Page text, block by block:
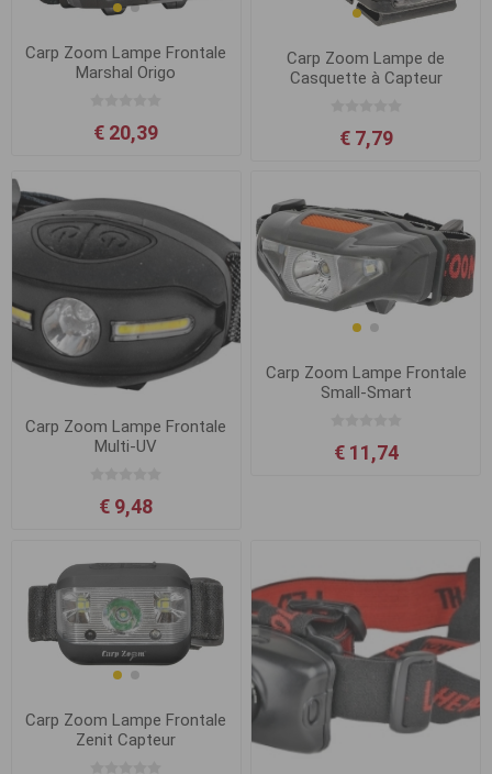
Carp Zoom Lampe Frontale
Marshal Origo
€ 20,39
Carp Zoom Lampe de
Casquette à Capteur
€ 7,79
Carp Zoom Lampe Frontale
Multi-UV
€ 9,48
Carp Zoom Lampe Frontale
Small-Smart
€ 11,74
Carp Zoom Lampe Frontale
Zenit Capteur